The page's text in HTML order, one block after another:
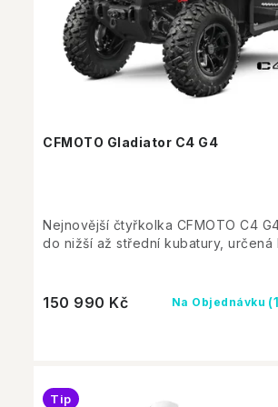
CFMOTO Gladiator C4 G4
Na Objednávku
150 990 Kč
Nejnovější čtyřkolka CFMOTO C4
do nižší až střední kubatury, určená
Tip